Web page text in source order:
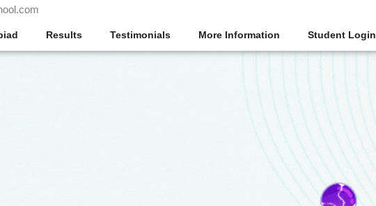
Results Testimonials More Information Student Login